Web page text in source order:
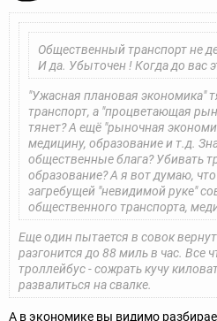
Общественный транспорт не
И да. Убыточен ! Когда до вас
"Ужасная плановая экономика"
транспорт, а "процветающая
тянет?А ещё "рыночная
медицину, образование и т.д.
общественные блага? Убивать
образование?А я вот думаю,
загребущей "невидимой руке"
общественного транспорта,
Еще один пытается в совок
разгонится до 88 миль в час. Все
троллейбус - сожрать кучу
развалиться на свалке.
А в экономике вы видимо